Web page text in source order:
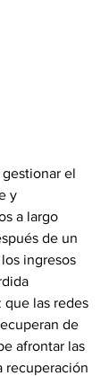
el
y
a largo
de un
ingresos
que las redes
de
afrontar las
recuperación